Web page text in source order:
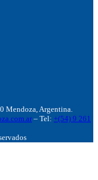
Argentina.
– Tel: +(54) 9 261